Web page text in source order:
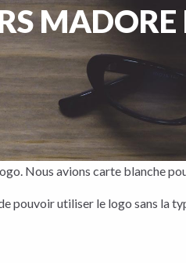
Nous avions carte blanche
utiliser le logo sans la